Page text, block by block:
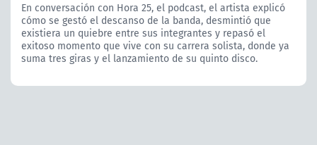
En conversación con Hora 25, el podcast, el artista explicó
cómo se gestó el descanso de la banda, desmintió que
existiera un quiebre entre sus integrantes y repasó el
exitoso momento que vive con su carrera solista, donde ya
suma tres giras y el lanzamiento de su quinto disco.